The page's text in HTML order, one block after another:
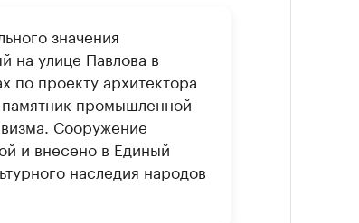
значения
на улице Павлова в
по проекту архитектора
промышленной
Сооружение
и внесено в Единый
наследия народов